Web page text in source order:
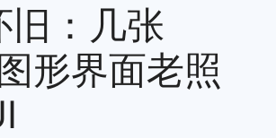
旧：几张
形界面老照